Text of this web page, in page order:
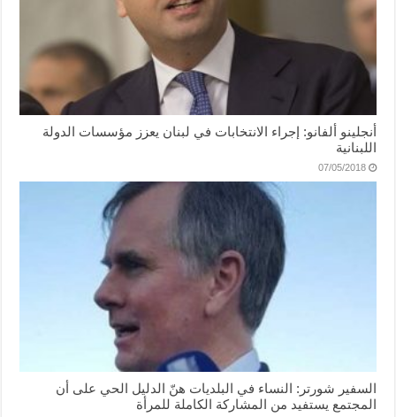
أنجلينو ألفانو: إجراء الانتخابات في لبنان يعزز مؤسسات الدولة
اللبنانية
07/05/2018
السفير شورتر: النساء في البلديات هنّ الدليل الحي على أن
المجتمع يستفيد من المشاركة الكاملة للمرأة